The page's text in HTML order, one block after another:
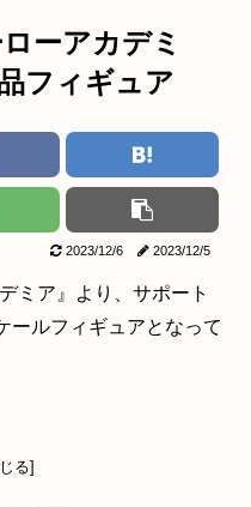
ーアカデミ
フィギュア
2023/12/6 2023/12/5
ミア』より、サポート
ールフィギュアとなって